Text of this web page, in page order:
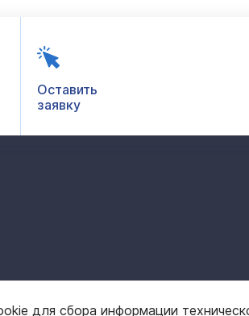
Оставить
заявку
для сбора информации